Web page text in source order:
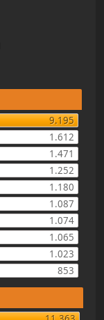
9.195
1.612
1.471
1.252
1.180
1.087
1.074
1.065
1.023
853